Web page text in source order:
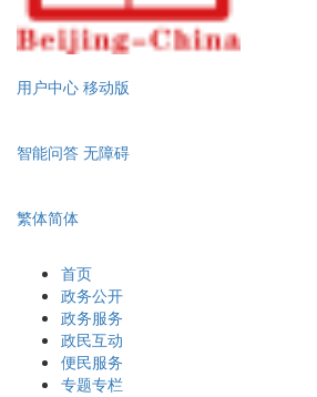
用户中心 移动版
智能问答 无障碍
繁体简体
首页
政务公开
政务服务
政民互动
便民服务
专题专栏